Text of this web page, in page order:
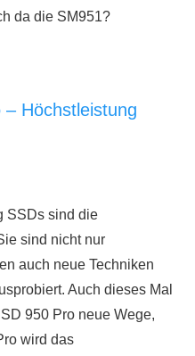
da die SM951?
Höchstleistung
SSDs sind die
sind nicht nur
auch neue Techniken
Auch dieses Mal
950 Pro neue Wege,
wird das